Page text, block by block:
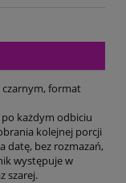
format
każdym odbiciu
kolejnej porcji
datę, bez rozmazań,
występuje w
szarej.